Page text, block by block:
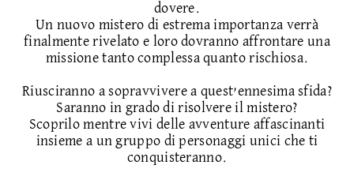
dovere.
Un nuovo mistero di estrema importanza verrà
finalmente rivelato e loro dovranno affrontare una
missione tanto complessa quanto rischiosa.
Riusciranno a sopravvivere a quest’ennesima sfida?
Saranno in grado di risolvere il mistero?
Scoprilo mentre vivi delle avventure affascinanti
insieme a un gruppo di personaggi unici che ti
conquisteranno.